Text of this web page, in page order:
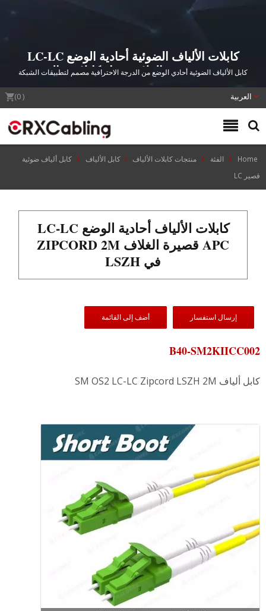
كابلات الألياف الضوئية أحادية الوضع LC-LC
APC قصيرة الغلاف - حل كابلات عالي
الكثافة
كابل الألياف الضوئية أحادي الوضع من الدرجة الاحترافية مصمم لتطبيقات الشبكة
عالية السرعة تصل إلى 100G مع حماية ميكانيكية متفوقة وحجم مضغوط لبيئات
(
) العربية
Home الفئة منتجات كابلات الألياف كابل الألياف
كابل ألياف ضوئية
قصير LC
كابلات الألياف أحادية الوضع LC-LC
APC قصيرة الغلاف ZIPCORD 2M
في LSZH
إرسال استفسار أضف إلى القائمة
B40-SM2KIICC002
كابل ألياف SM OS2 LC-LC Zipcord LSZH 2M